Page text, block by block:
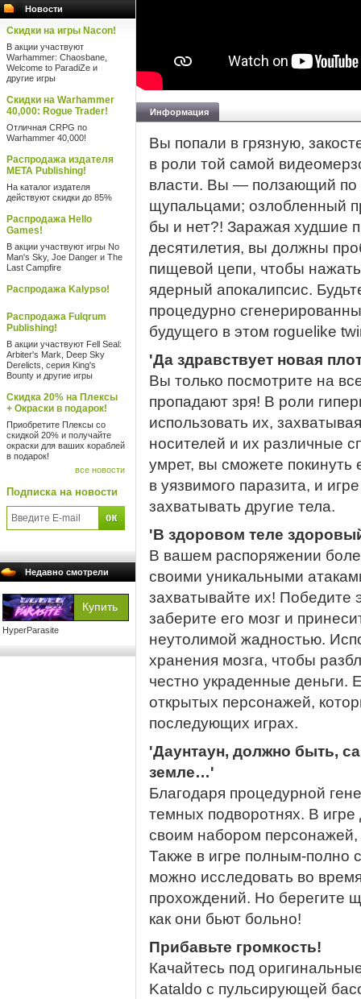
Новости
Скидки на игры Nacon!
В акции участвуют
Warhammer: Chaosbane,
Welcome to ParadiZe и
другие игры
Скидки на Warhammer
40,000: Rogue Trader!
Отличная CRPG по
Warhammer 40,000!
Распродажа издателя
META Publishing!
На каталог издателя
действуют скидки до 85%
Распродажа Hello
Games!
В акции участвуют игры No
Man's Sky, Joe Danger и The
Last Campfire
Распродажа Kalypso!
Распродажа Fulqrum
Publishing!
В акции участвуют Fell Seal:
Arbiter's Mark, Deep Sky
Derelicts, серия King's
Bounty и другие игры
Скидка 20% на Плексы
+ Окраски в подарок!
Приобретите Плексы со
скидкой 20% и получайте
окраски для ваших кораблей
в подарок!
все новости
Подписка на новости
Недавно смотрели
HyperParasite
Информация
Вы попали в грязную,
в роли той самой
власти. Вы — ползающий по
щупальцами; озлобленный
бы и нет?! Заражая худшие
десятилетия, вы должны
пищевой цепи, чтобы
ядерный апокалипсис.
процедурно
будущего в этом roguelike
'Да здравствует новая
Вы только посмотрите на
пропадают зря! В роли
использовать их,
носителей и их различные
умрет, вы сможете
в уязвимого паразита, и
захватывать другие тела.
'В здоровом теле
В вашем распоряжении
своими уникальными
захватывайте их! Победите
заберите его мозг и
неутолимой жадностью.
хранения мозга, чтобы
честно украденные
открытых персонажей,
последующих играх.
'Даунтаун, должно быть,
земле…'
Благодаря процедурной
темных подворотнях. В игре
своим набором персонажей,
Также в игре полным-полно
можно исследовать во
прохождений. Но берегите
как они бьют больно!
Прибавьте громкость!
Качайтесь под
Kataldo с пульсирующей